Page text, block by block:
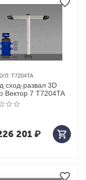
T7204TA
сход-развал 3D
Вектор 7 T7204TA
201₽